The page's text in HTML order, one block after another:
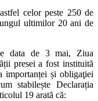
celor peste 250 de
ultimilor 20 ani de
data de 3 mai, Ziua
presei a fost instituită
importanței și obligaţiei
stabilește Declarația
19 arată că: